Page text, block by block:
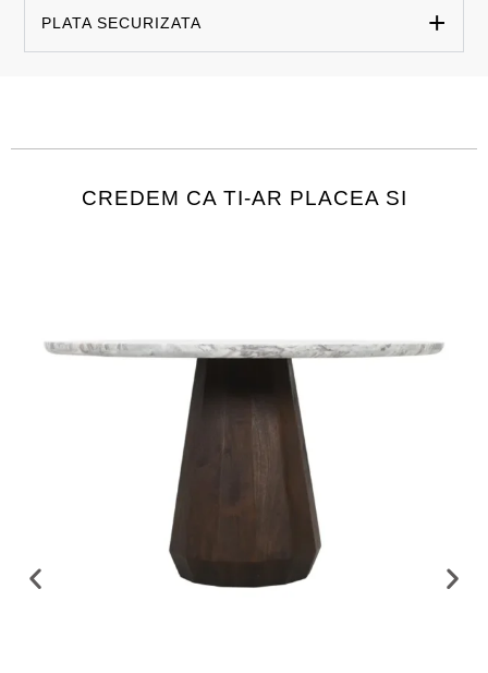
PLATA SECURIZATA
CREDEM CA TI-AR PLACEA SI